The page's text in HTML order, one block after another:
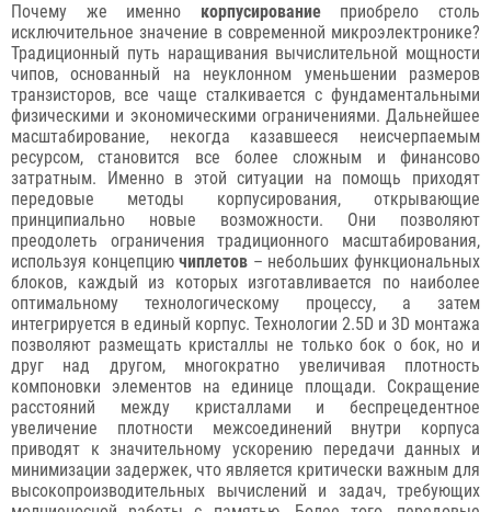
Почему же именно корпусированиеприобрело столь
исключительное значение в современной микроэлектронике?
Традиционный путь наращивания вычислительной мощности
чипов, основанный на неуклонном уменьшении размеров
транзисторов, все чаще сталкивается с фундаментальными
физическими и экономическими ограничениями. Дальнейшее
масштабирование, некогда казавшееся неисчерпаемым
ресурсом, становится все более сложным и финансово
затратным. Именно в этой ситуации на помощь приходят
передовые методы корпусирования, открывающие
принципиально новые возможности. Они позволяют
преодолеть ограничения традиционного масштабирования,
используя концепциючиплетов – небольших функциональных
блоков, каждый из которых изготавливается по наиболее
оптимальному технологическому процессу, а затем
интегрируется в единый корпус. Технологии 2.5D и 3D монтажа
позволяют размещать кристаллы не только бок о бок, но и
друг над другом, многократно увеличивая плотность
компоновки элементов на единице площади. Сокращение
расстояний между кристаллами и беспрецедентное
увеличение плотности межсоединений внутри корпуса
приводят к значительному ускорению передачи данных и
минимизации задержек, что является критически важным для
высокопроизводительных вычислений и задач, требующих